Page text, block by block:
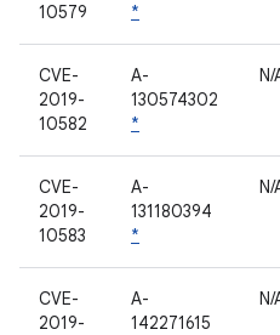
10579
*
CVE-
2019-
10582
A-
130574302
*
N/
CVE-
2019-
10583
A-
131180394
*
N/
CVE-
2019-
A-
142271615
N/